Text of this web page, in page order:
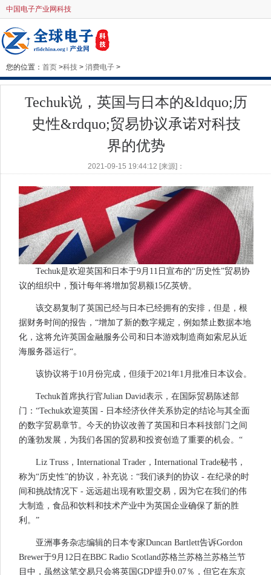
中国电子产业网科技
您的位置： 首页 >科技 > 消费电子 >
Techuk说，英国与日本的&ldquo;历
史性&rdquo;贸易协议承诺对科技
界的优势
2021-09-15 19:44:12 [来源]：
Techuk是欢迎英国和日本于9月11日宣布的“历史性”贸易协
议的组织中，预计每年将增加贸易额15亿英镑。
该交易复制了英国已经与日本已经拥有的安排，但是，根
据财务时间的报告，“增加了新的数字规定，例如禁止数据本地
化，这将允许英国金融服务公司和日本游戏制造商如索尼从近
海服务器运行“。
该协议将于10月份完成，但须于2021年1月批准日本议会。
Techuk首席执行官Julian David表示，在国际贸易陈述部
门：“Techuk欢迎英国 - 日本经济伙伴关系协定的结论与其全面
的数字贸易章节。今天的协议改善了英国和日本科技部门之间
的蓬勃发展，为我们各国的贸易和投资创造了重要的机会。“
Liz Truss，International Trader，International Trade秘书，
称为“历史性”的协议，补充说：“我们谈判的协议 - 在纪录的时
间和挑战情况下 - 远远超出现有欧盟交易，因为它在我们的伟
大制造，食品和饮料和技术产业中为英国企业确保了新的胜
利。”
亚洲事务杂志编辑的日本专家Duncan Bartlett告诉Gordon
Brewer于9月12日在BBC Radio Scotland苏格兰苏格兰苏格兰节
目中，虽然这笔交易只会将英国GDP提升0.07％，但它在东京